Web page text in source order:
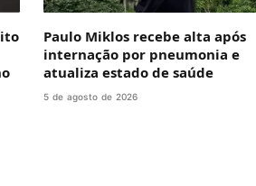
Paulo Miklos recebe alta após
internação por pneumonia e
atualiza estado de saúde
5 de agosto de 2026